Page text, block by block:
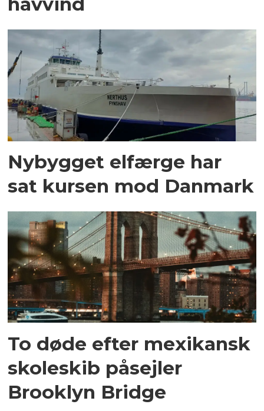
Nybygget elfærge har
sat kursen mod Danmark
To døde efter mexikansk
skoleskib påsejler
Brooklyn Bridge